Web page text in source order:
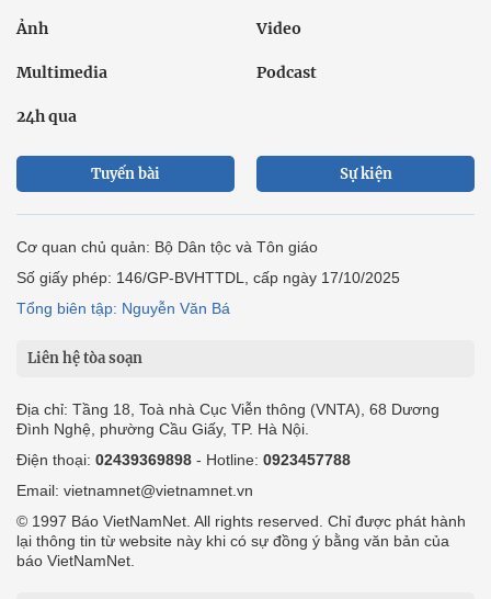
Ảnh Video
Multimedia Podcast
24h qua
Tuyến bài Sự kiện
Cơ quan chủ quản: Bộ Dân tộc và Tôn giáo
Số giấy phép: 146/GP-BVHTTDL, cấp ngày 17/10/2025
Tổng biên tập: Nguyễn Văn Bá
Liên hệ tòa soạn
Địa chỉ: Tầng 18, Toà nhà Cục Viễn thông (VNTA), 68 Dương
Đình Nghệ, phường Cầu Giấy, TP. Hà Nội.
Điện thoại: 02439369898 - Hotline: 0923457788
Email: vietnamnet@vietnamnet.vn
© 1997 Báo VietNamNet. All rights reserved. Chỉ được phát hành
lại thông tin từ website này khi có sự đồng ý bằng văn bản của
báo VietNamNet.